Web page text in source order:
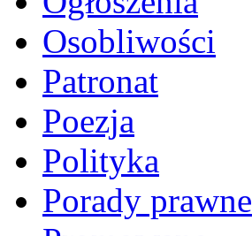
Osobliwości
Patronat
Poezja
Polityka
Porady prawne